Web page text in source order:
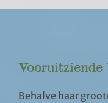
Behalve haar